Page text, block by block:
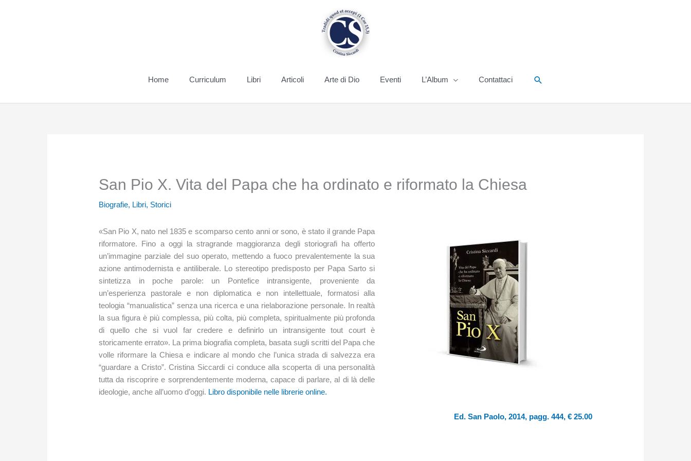
Home Curriculum Libri Articoli Arte di Dio Eventi L’Album Contattaci Cerca
San Pio X. Vita del Papa che ha ordinato e riformato la Chiesa
Biografie, Libri, Storici
«San Pio X, nato nel 1835 e scomparso cento anni or sono, è stato il grande Papa
riformatore. Fino a oggi la stragrande maggioranza degli storiografi ha offerto
un’immagine parziale del suo operato, mettendo a fuoco prevalentemente la sua
azione antimodernista e antiliberale. Lo stereotipo predisposto per Papa Sarto si
sintetizza in poche parole: un Pontefice intransigente, proveniente da
un’esperienza pastorale e non diplomatica e non intellettuale, formatosi alla
teologia “manualistica” senza una ricerca e una rielaborazione personale. In realtà
la sua figura è più complessa, più colta, più completa, spiritualmente più profonda
di quello che si vuol far credere e definirlo un intransigente tout court è
storicamente errato». La prima biografia completa, basata sugli scritti del Papa che
volle riformare la Chiesa e indicare al mondo che l’unica strada di salvezza era
“guardare a Cristo”. Cristina Siccardi ci conduce alla scoperta di una personalità
tutta da riscoprire e sorprendentemente moderna, capace di parlare, al di là delle
ideologie, anche all’uomo d’oggi. Libro disponibile nelle librerie online.
Ed. San Paolo, 2014, pagg. 444, € 25.00